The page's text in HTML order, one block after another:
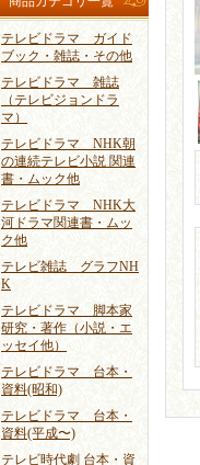
テレビドラマ ガイド
ブック・雑誌・その他
テレビドラマ 雑誌
（テレビジョンドラ
マ）
テレビドラマ NHK朝
の連続テレビ小説 関連
書・ムック他
テレビドラマ NHK大
河ドラマ関連書・ムッ
ク他
テレビ雑誌 グラフNH
K
テレビドラマ 脚本家
研究・著作（小説・エ
ッセイ他）
テレビドラマ 台本・
資料(昭和)
テレビドラマ 台本・
資料(平成〜)
テレビ時代劇 台本・資